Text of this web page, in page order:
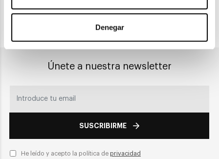
Denegar
PAGO SEGURO
Únete a nuestra newsletter
SUSCRIBIRME
He leído y acepto la política de privacidad